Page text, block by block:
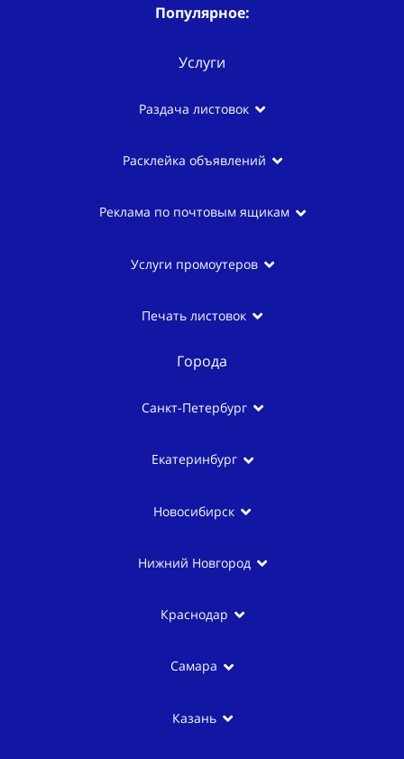
Популярное:
Услуги
Раздача листовок
Расклейка объявлений
Реклама по почтовым ящикам
Услуги промоутеров
Печать листовок
Города
Санкт-Петербург
Екатеринбург
Новосибирск
Нижний Новгород
Краснодар
Самара
Казань